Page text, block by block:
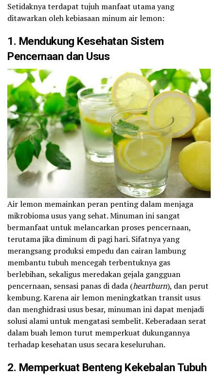
Setidaknya terdapat tujuh manfaat utama yang
ditawarkan oleh kebiasaan minum air lemon:
1. Mendukung Kesehatan Sistem
Pencernaan dan Usus
Air lemon memainkan peran penting dalam menjaga
mikrobioma usus yang sehat. Minuman ini sangat
bermanfaat untuk melancarkan proses pencernaan,
terutama jika diminum di pagi hari. Sifatnya yang
merangsang produksi empedu dan cairan lambung
membantu tubuh mencegah terbentuknya gas
berlebihan, sekaligus meredakan gejala gangguan
pencernaan, sensasi panas di dada (heartburn), dan perut
kembung. Karena air lemon meningkatkan transit usus
dan menghidrasi usus besar, minuman ini dapat menjadi
solusi alami untuk mengatasi sembelit. Keberadaan serat
dalam buah lemon turut memperkuat dukungannya
terhadap kesehatan usus secara keseluruhan.
2. Memperkuat Benteng Kekebalan Tubuh